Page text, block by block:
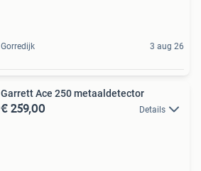
Gorredijk 3 aug 26
Garrett Ace 250 metaaldetector
€ 259,00 Details